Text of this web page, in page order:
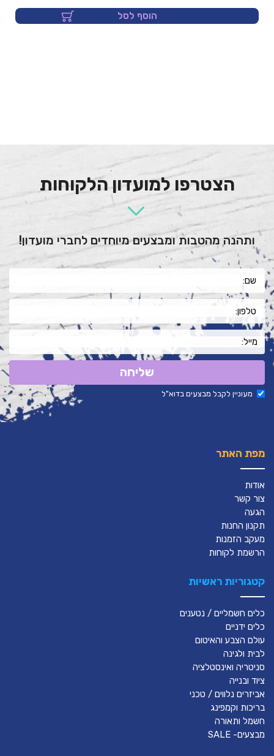
הוסף לסל
הצטרפו למועדון הלקוחות
ותהנה מהטבות ומבצעים מיוחדים לחברי מועדון!
שליחה
מעוניין לקבל מבצעים בדוא"ל
מפת האתר
אודות
צור קשר
הגעה
תקנון החנות
מעקב הזמנות
הרשמת לקוחות
קטגוריות ראשיות
כלים חשמליים / נטענים
כלים ידניים
עולם הצבע והאיטום
לבית ולגינה
סניטריה ואינסטלציה
ציוד ובנייה
אביזרים נלווים / טכני
בריכות וקמפינג
חשמל ותאורה
מבצעים- SALE